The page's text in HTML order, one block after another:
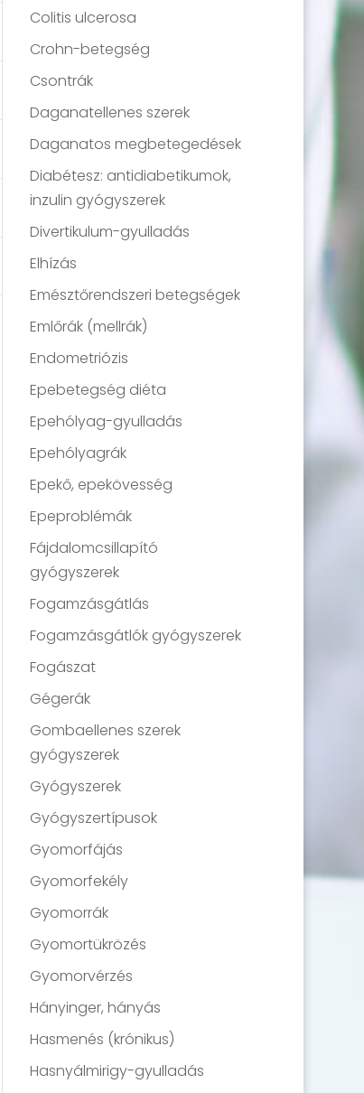
Colitis ulcerosa
Crohn-betegség
Csontrák
Daganatellenes szerek
Daganatos megbetegedések
Diabétesz: antidiabetikumok,
inzulin gyógyszerek
Divertikulum-gyulladás
Elhízás
Emésztőrendszeri betegségek
Emlőrák (mellrák)
Endometriózis
Epebetegség diéta
Epehólyag-gyulladás
Epehólyagrák
Epekő, epekövesség
Epeproblémák
Fájdalomcsillapító
gyógyszerek
Fogamzásgátlás
Fogamzásgátlók gyógyszerek
Fogászat
Gégerák
Gombaellenes szerek
gyógyszerek
Gyógyszerek
Gyógyszertípusok
Gyomorfájás
Gyomorfekély
Gyomorrák
Gyomortükrözés
Gyomorvérzés
Hányinger, hányás
Hasmenés (krónikus)
Hasnyálmirigy-gyulladás